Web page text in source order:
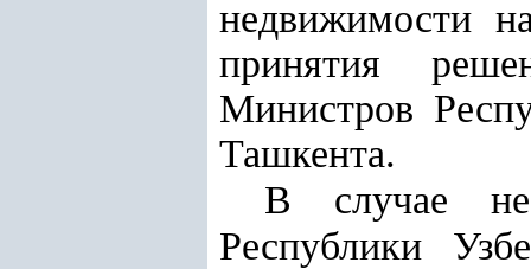
недвижимости
принятия
Министров
Ташкента.
В случае
Республики